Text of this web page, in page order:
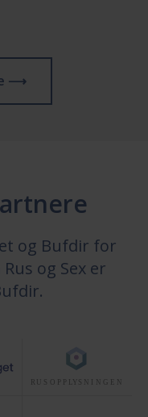
⟶
og Bufdir for
og Sex er